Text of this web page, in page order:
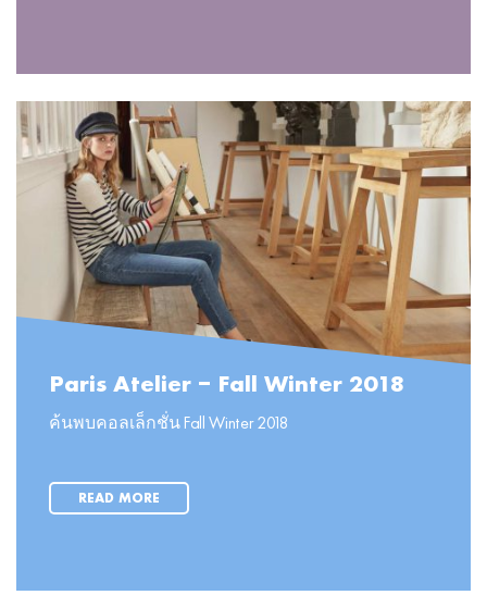
Paris Atelier – Fall Winter 2018
ค้นพบคอลเล็กชั่น Fall Winter 2018
READ MORE